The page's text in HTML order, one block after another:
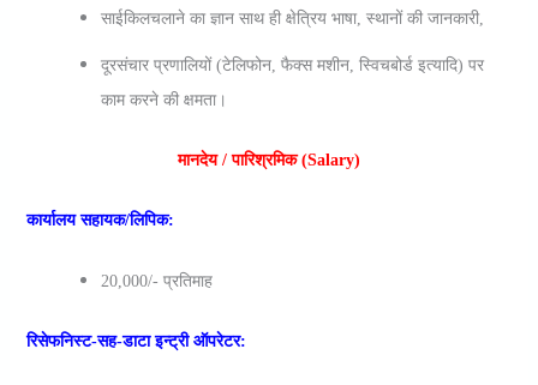
साईकिलचलाने का ज्ञान साथ ही क्षेत्रिय भाषा, स्थानों की जानकारी,
दूरसंचार प्रणालियों (टेलिफोन, फैक्स मशीन, स्विचबोर्ड इत्यादि) पर
काम करने की क्षमता।
मानदेय / पारिश्रमिक (Salary)
कार्यालय सहायक/लिपिक:
20,000/- प्रतिमाह
रिसेफनिस्‍ट-सह-डाटा इन्‍ट्री ऑपरेटर: